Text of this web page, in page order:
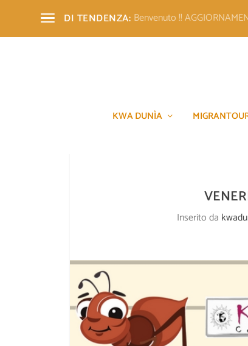
DI TENDENZA: Benvenuto !!
KWA DUNÌA
Inserito da